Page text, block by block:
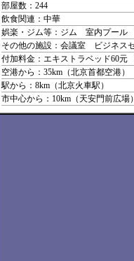
部屋数：244
飲食関連：中華
娯楽・ジム等：ジム 室内プール
その他の施設：会議室 ビジネ
付加料金：エキストラベッド60
空港から：35km（北京首都空港）
駅から：8km（北京火車駅）
市中心から：10km（天安門前広場）